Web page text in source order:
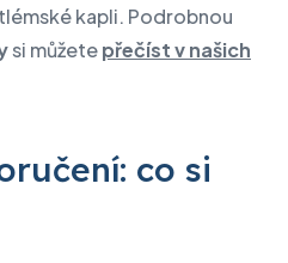
kapli. Podrobnou
si můžetepřečíst v našich
co si